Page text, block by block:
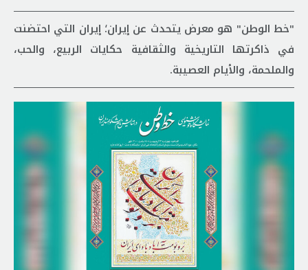
"خط الوطن" هو معرض يتحدث عن إيران؛ إيران التي احتضنت
في ذاكرتها التاريخية والثقافية حكايات الربيع، والحب،
والملحمة، والأيام العصيبة.